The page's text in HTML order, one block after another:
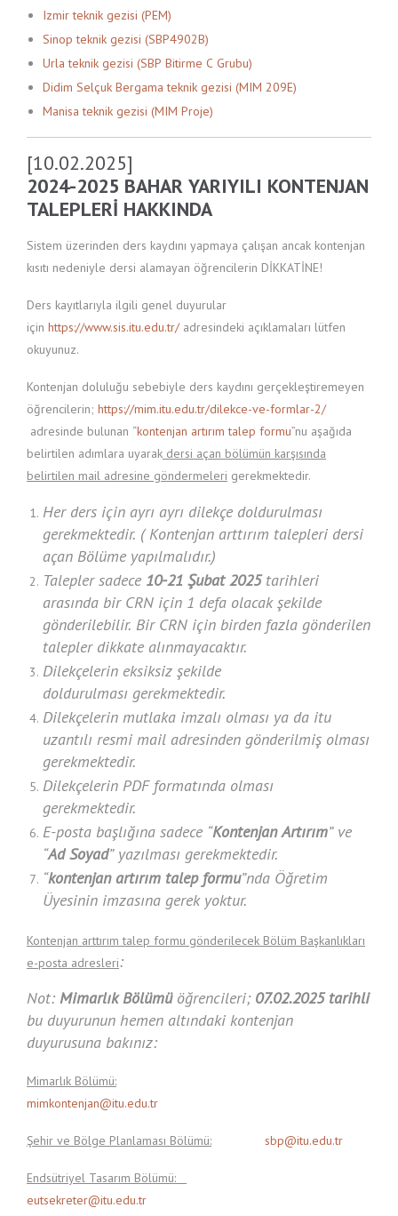
Izmir teknik gezisi (PEM)
Sinop teknik gezisi (SBP4902B)
Urla teknik gezisi (SBP Bitirme C Grubu)
Didim Selçuk Bergama teknik gezisi (MIM 209E)
Manisa teknik gezisi (MIM Proje)
[10.02.2025]
2024-2025 BAHAR YARIYILI KONTENJAN
TALEPLERİ HAKKINDA
Sistem üzerinden ders kaydını yapmaya çalışan ancak kontenjan
kısıtı nedeniyle dersi alamayan öğrencilerin DİKKATİNE!
Ders kayıtlarıyla ilgili genel duyurular
için https://www.sis.itu.edu.tr/adresindeki açıklamaları lütfen
okuyunuz.
Kontenjan doluluğu sebebiyle ders kaydını gerçekleştiremeyen
öğrencilerin; https://mim.itu.edu.tr/dilekce-ve-formlar-2/
adresinde bulunan “kontenjan artırım talep formu”nu aşağıda
belirtilen adımlara uyarak dersi açan bölümün karşısında
belirtilen mail adresine göndermeleri gerekmektedir.
Her ders için ayrı ayrı dilekçe doldurulması
gerekmektedir. ( Kontenjan arttırım talepleri dersi
açan Bölüme yapılmalıdır.)
Talepler sadece 10-21 Şubat 2025tarihleri
arasında bir CRN için 1 defa olacak şekilde
gönderilebilir. Bir CRN için birden fazla gönderilen
talepler dikkate alınmayacaktır.
Dilekçelerin eksiksizşekilde
doldurulması gerekmektedir.
Dilekçelerin mutlaka imzalı olması ya da itu
uzantılı resmi mail adresinden gönderilmiş olması
gerekmektedir.
Dilekçelerin PDF formatında olması
gerekmektedir.
E-posta başlığınasadece “Kontenjan Artırım” ve
“Ad Soyad” yazılması gerekmektedir.
“kontenjan artırım talep formu”nda Öğretim
Üyesinin imzasına gerek yoktur.
Kontenjan arttırım talep formu gönderilecek Bölüm Başkanlıkları
e-posta adresleri:
Not: Mimarlık Bölümü öğrencileri; 07.02.2025 tarihli
bu duyurunun hemen altındaki kontenjan
duyurusuna bakınız:
Mimarlık Bölümü:
mimkontenjan@itu.edu.tr
Şehir ve Bölge Planlaması Bölümü: sbp@itu.edu.tr
Endsütriyel Tasarım Bölümü:
eutsekreter@itu.edu.tr